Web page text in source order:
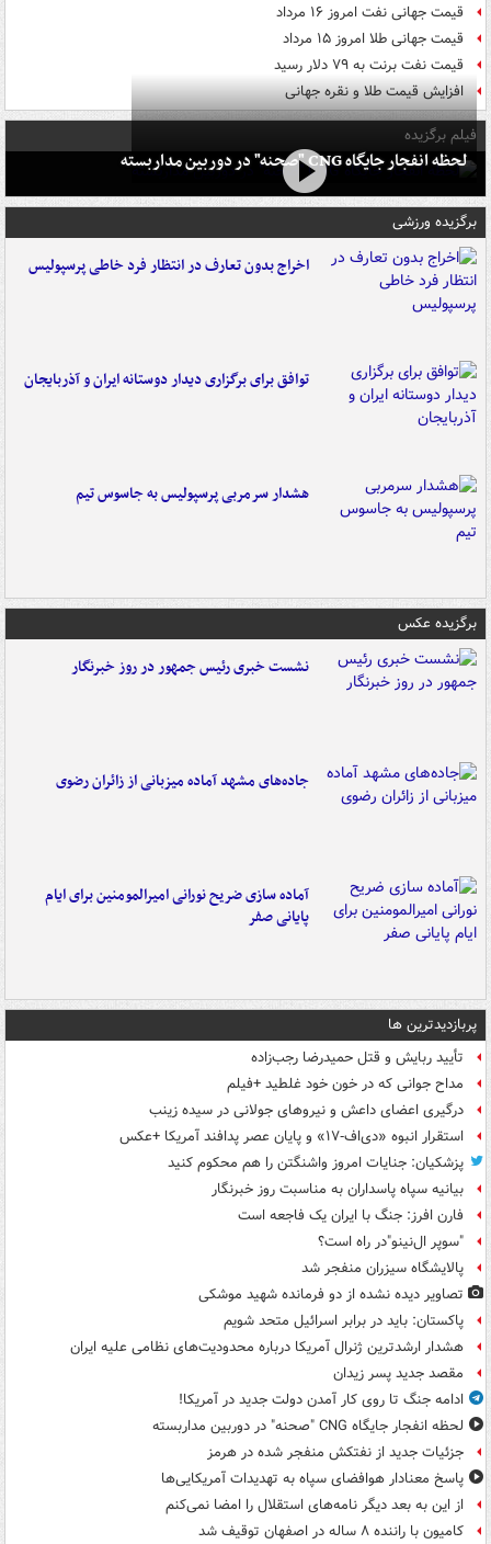
قیمت جهانی نفت امروز ۱۶ مرداد
قیمت جهانی طلا امروز ۱۵ مرداد
قیمت نفت برنت به ۷۹ دلار رسید
افزایش قیمت طلا و نقره جهانی
فیلم برگزیده
لحظه انفجار جایگاه CNG "صحنه" در دوربین مداربسته
برگزیده ورزشی
اخراج بدون تعارف در انتظار فرد خاطی پرسپولیس
توافق برای برگزاری دیدار دوستانه ایران و آذربایجان
هشدار سرمربی پرسپولیس به جاسوس تیم
برگزیده عکس
نشست خبری رئیس جمهور در روز خبرنگار
جاده‌های مشهد آماده میزبانی از زائران رضوی
آماده سازی ضریح نورانی امیرالمومنین برای ایام
پایانی صفر
پربازدیدترین ها
تأیید ربایش و قتل حمیدرضا رجب‌زاده
مداح جوانی که در خون خود غلطید +فیلم
درگیری اعضای داعش و نیروهای جولانی در سیده زینب
استقرار انبوه «دی‌اف‑۱۷» و پایان عصر پدافند آمریکا +عکس
پزشکیان: جنایات امروز واشنگتن را هم محکوم کنید
بیانیه سپاه پاسداران به مناسبت روز خبرنگار
فارن افرز: جنگ با ایران یک فاجعه است
"سوپر ال‌نینو"در راه است؟
پالایشگاه سیزران منفجر شد
تصاویر دیده‌ نشده از دو فرمانده شهید موشکی
پاکستان: باید در برابر اسرائیل متحد شویم
هشدار ارشدترین ژنرال آمریکا درباره محدودیت‌های نظامی علیه ایران
مقصد جدید پسر زیدان
ادامه جنگ تا روی کار آمدن دولت جدید در آمریکا!
لحظه انفجار جایگاه CNG "صحنه" در دوربین مداربسته
جزئیات جدید از نفتکش منفجر شده در هرمز
پاسخ معنادار هوافضای سپاه به تهدیدات آمریکایی‌ها
از این به بعد دیگر نامه‌های استقلال را امضا نمی‌کنم
کامیون با راننده ۸ ساله در اصفهان توقیف شد